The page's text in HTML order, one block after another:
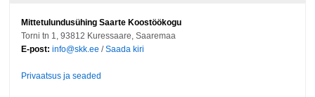
Mittetulundusühing Saarte Koostöökogu
Torni tn 1, 93812 Kuressaare, Saaremaa
E-post: info@skk.ee /Saada kiri
Privaatsus ja seaded